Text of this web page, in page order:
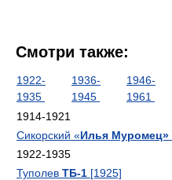
Смотри также:
1922-
1935
1936-
1945
1946-
1961
1914-1921
Сикорский «Илья Муромец»
1922-1935
Туполев ТБ-1 [1925]